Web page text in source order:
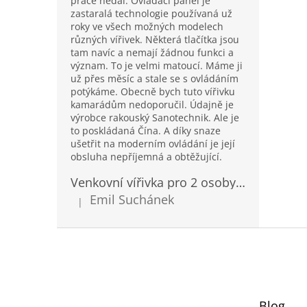
zastaralá technologie používaná už
roky ve všech možných modelech
různých vířivek. Některá tlačítka jsou
tam navíc a nemají žádnou funkci a
význam. To je velmi matoucí. Máme ji
už přes měsíc a stale se s ovládáním
potýkáme. Obecně bych tuto vířivku
kamarádům nedoporučil. Údajně je
výrobce rakouský Sanotechnik. Ale je
to poskládaná Čína. A díky snaze
ušetřit na moderním ovládání je její
obsluha nepříjemná a obtěžující.
Venkovní vířivka pro 2 osoby Sanotechnik Modena modrá 205x130cm
Hodnocení produktu je 5 z 5 hvězdiček.
| Emil Suchánek